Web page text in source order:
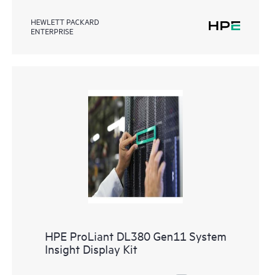
HEWLETT PACKARD
ENTERPRISE
HPE ProLiant DL380 Gen11 System
Insight Display Kit